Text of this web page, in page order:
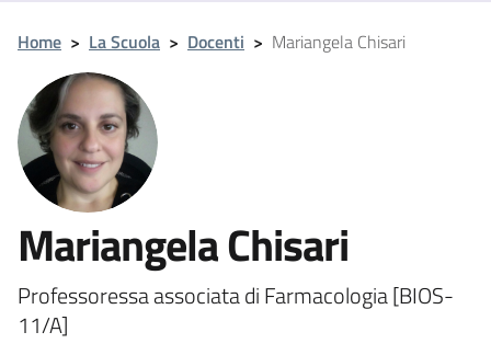
Home > La Scuola > Docenti > Mariangela Chisari
Mariangela Chisari
Professoressa associata di Farmacologia [BIOS-
11/A]